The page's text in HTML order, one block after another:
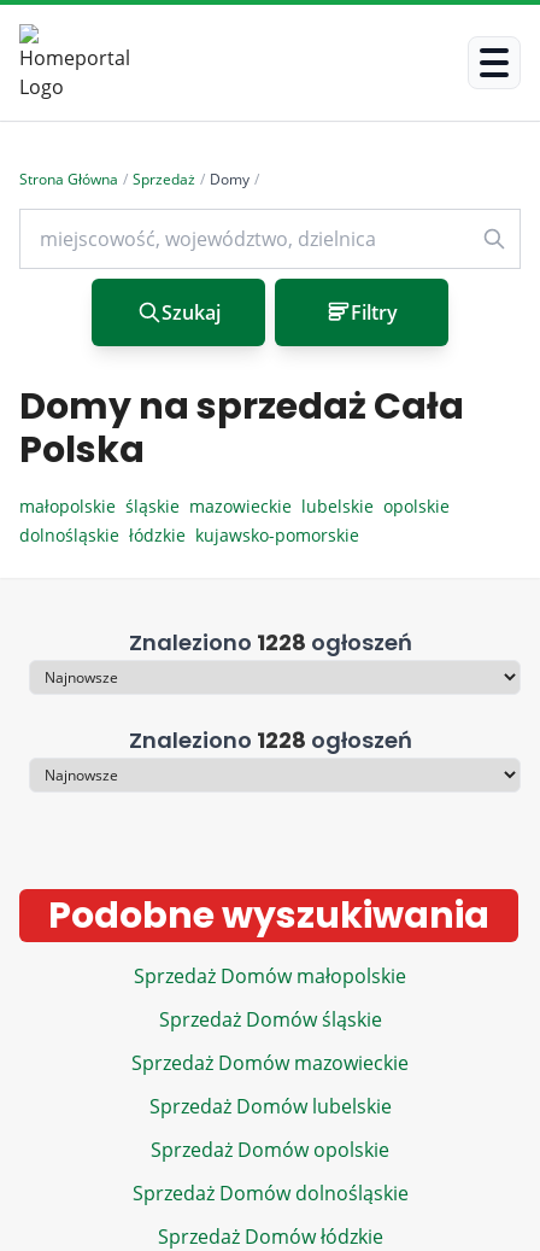
Strona Główna / Sprzedaż / Domy /
Szukaj Filtry
Domy na sprzedaż Cała
Polska
małopolskie śląskie mazowieckie lubelskie opolskie
dolnośląskie łódzkie kujawsko-pomorskie
Znaleziono 1228 ogłoszeń
Sortowanie
Znaleziono 1228 ogłoszeń
Sortowanie
Podobne wyszukiwania
Sprzedaż Domów małopolskie
Sprzedaż Domów śląskie
Sprzedaż Domów mazowieckie
Sprzedaż Domów lubelskie
Sprzedaż Domów opolskie
Sprzedaż Domów dolnośląskie
Sprzedaż Domów łódzkie